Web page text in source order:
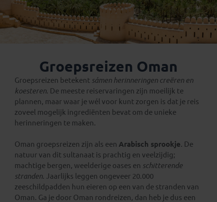
Groepsreizen Oman
Groepsreizen betekent sámen herinneringen creëren en
koesteren. De meeste reiservaringen zijn moeilijk te
plannen, maar waar je wél voor kunt zorgen is dat je reis
zoveel mogelijk ingrediënten bevat om de unieke
herinneringen te maken.
Oman groepsreizen zijn als een Arabisch sprookje. De
natuur van dit sultanaat is prachtig en veelzijdig;
machtige bergen, weelderige oases en schitterende
stranden. Jaarlijks leggen ongeveer 20.000
zeeschildpadden hun eieren op een van de stranden van
Oman. Ga je door Oman rondreizen, dan heb je dus een